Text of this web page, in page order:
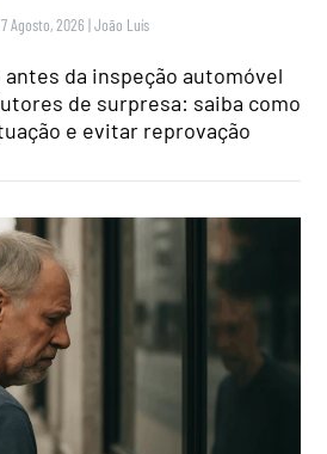
Agosto, 2026 |João Luís
da inspeção automóvel
de surpresa: saiba como
e evitar reprovação